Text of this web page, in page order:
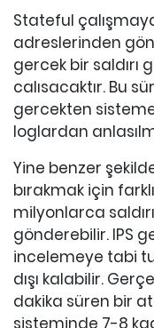
Stateful
adreslerinden
gercek bir saldırı
calısacaktır. Bu
gercekten
loglardan
Yine benzer
bırakmak için
milyonlarca
gönderebilir. IPS
incelemeye tabi
dışı kalabilir.
dakika süren bir
sisteminde 7-8